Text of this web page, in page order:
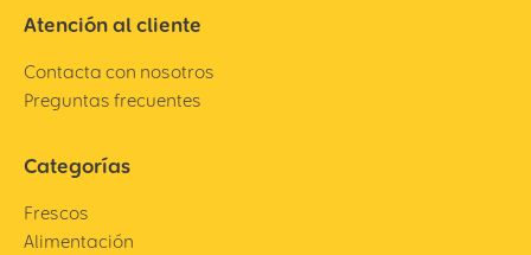
Atención al cliente
Contacta con nosotros
Preguntas frecuentes
Categorías
Frescos
Alimentación